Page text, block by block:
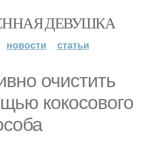
ДЕВУШКА
новости статьи
очистить
кокосового